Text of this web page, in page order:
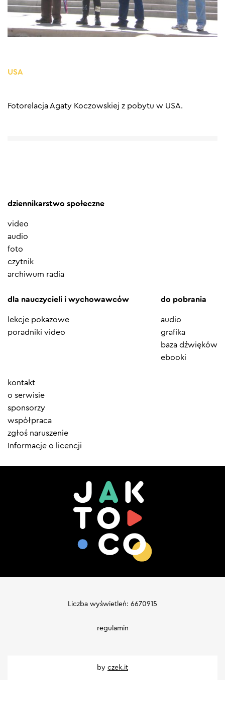
USA
Fotorelacja Agaty Koczowskiej z pobytu w USA.
dziennikarstwo społeczne
video
audio
foto
czytnik
archiwum radia
dla nauczycieli i wychowawców
lekcje pokazowe
poradniki video
do pobrania
audio
grafika
baza dźwięków
ebooki
Element
menu
kontakt
o serwisie
sponsorzy
współpraca
zgłoś naruszenie
Informacje o licencji
by czek.it
Liczba wyświetleń: 6670915
regulamin